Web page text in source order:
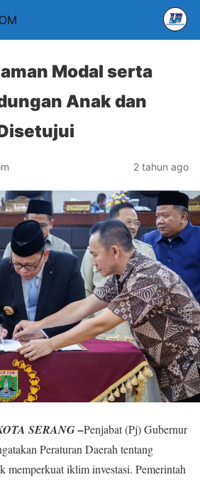
Modal serta
Anak dan
2 tahun ago
SERANG –Penjabat (Pj) Gubernur
Peraturan Daerah tentang
memperkuat iklim investasi. Pemerintah